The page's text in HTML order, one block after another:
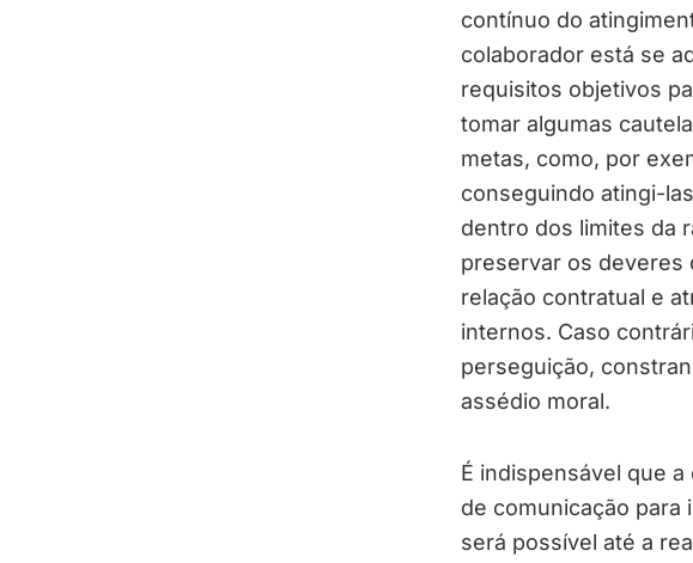
contínuo do
colaborador está se
requisitos objetivos
tomar algumas
metas, como, por
conseguindo atingi-
dentro dos limites da
preservar os deveres
relação contratual e
internos. Caso
perseguição,
assédio moral.
É indispensável que
de comunicação para
será possível até a